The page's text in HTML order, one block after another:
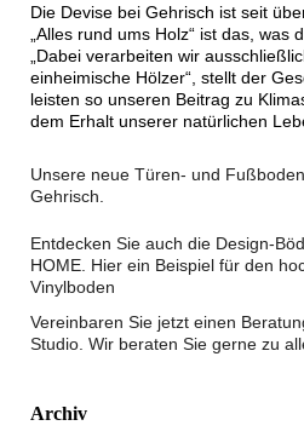
Die Devise bei Gehrisch ist seit
„Alles rund ums Holz“ ist das, was
„Dabei verarbeiten wir
einheimische Hölzer“, stellt der
leisten so unseren Beitrag zu
dem Erhalt unserer natürlichen
Unsere neue Türen- und
Gehrisch.
Entdecken Sie auch die Design-
HOME. Hier ein Beispiel für den
Vinylboden
Vereinbaren Sie jetzt einen
Studio. Wir beraten Sie gerne zu
Archiv